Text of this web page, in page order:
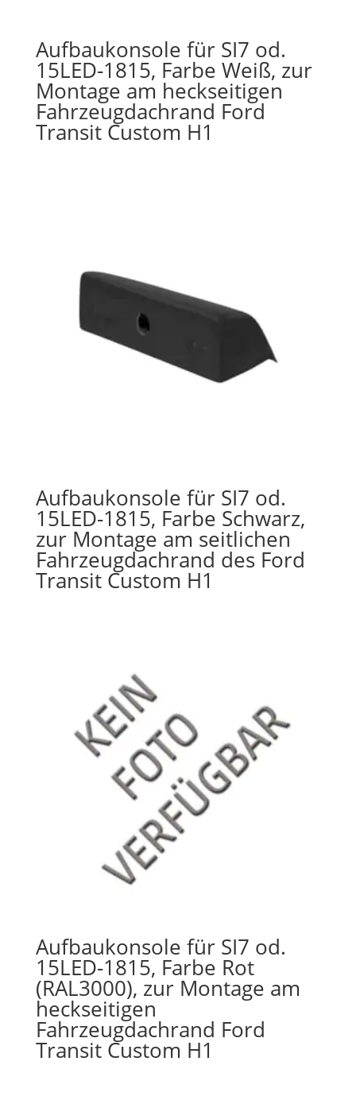
Aufbaukonsole für SI7 od.
15LED-1815, Farbe Weiß, zur
Montage am heckseitigen
Fahrzeugdachrand Ford
Transit Custom H1
Aufbaukonsole für SI7 od.
15LED-1815, Farbe Schwarz,
zur Montage am seitlichen
Fahrzeugdachrand des Ford
Transit Custom H1
Aufbaukonsole für SI7 od.
15LED-1815, Farbe Rot
(RAL3000), zur Montage am
heckseitigen
Fahrzeugdachrand Ford
Transit Custom H1